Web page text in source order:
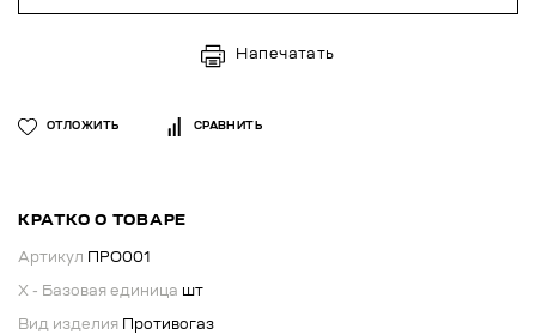
Напечатать
ОТЛОЖИТЬ СРАВНИТЬ
КРАТКО О ТОВАРЕ
Артикул ПРО001
X - Базовая единица шт
Вид изделия Противогаз